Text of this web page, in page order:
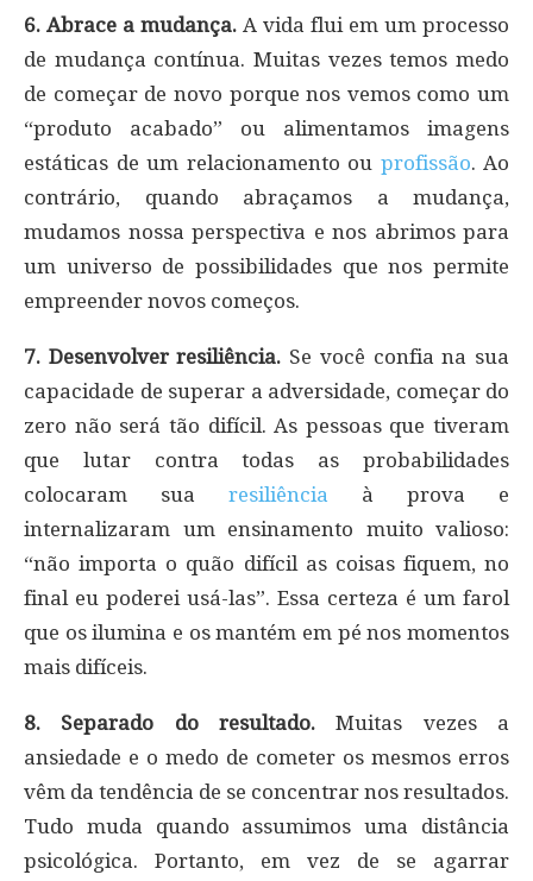
6. Abrace a mudança. A vida flui em um processo
de mudança contínua. Muitas vezes temos medo
de começar de novo porque nos vemos como um
“produto acabado” ou alimentamos imagens
estáticas de um relacionamento ou profissão. Ao
contrário, quando abraçamos a mudança,
mudamos nossa perspectiva e nos abrimos para
um universo de possibilidades que nos permite
empreender novos começos.
7. Desenvolver resiliência. Se você confia na sua
capacidade de superar a adversidade, começar do
zero não será tão difícil. As pessoas que tiveram
que lutar contra todas as probabilidades
colocaram sua resiliência à prova e
internalizaram um ensinamento muito valioso:
“não importa o quão difícil as coisas fiquem, no
final eu poderei usá-las”. Essa certeza é um farol
que os ilumina e os mantém em pé nos momentos
mais difíceis.
8. Separado do resultado. Muitas vezes a
ansiedade e o medo de cometer os mesmos erros
vêm da tendência de se concentrar nos resultados.
Tudo muda quando assumimos uma distância
psicológica. Portanto, em vez de se agarrar